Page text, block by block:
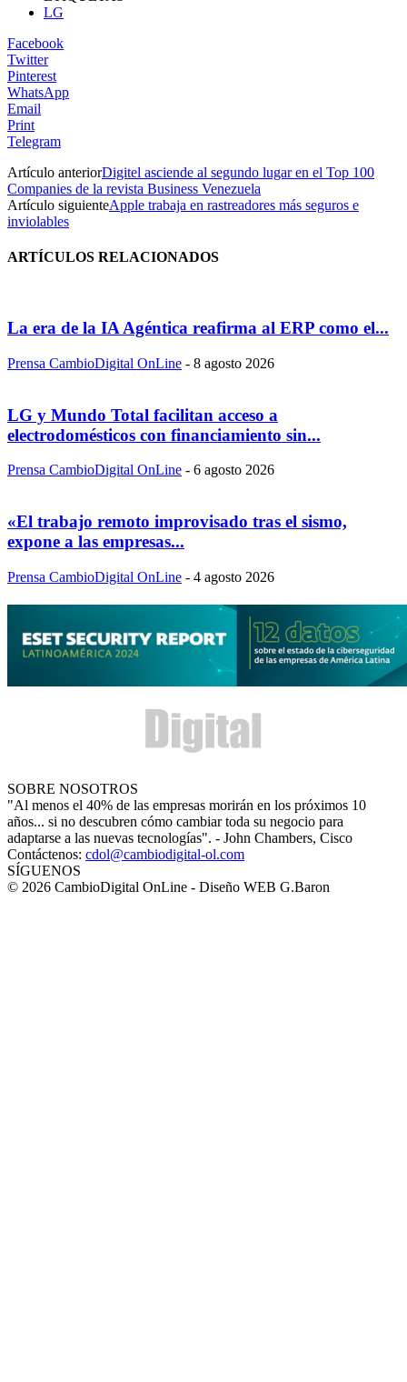
LG
Facebook
Twitter
Pinterest
WhatsApp
Email
Print
Telegram
Artículo anteriorDigitel asciende al segundo lugar en el Top 100
Companies de la revista Business Venezuela
Artículo siguienteApple trabaja en rastreadores más seguros e
inviolables
ARTÍCULOS RELACIONADOS
La era de la IA Agéntica reafirma al ERP como el...
Prensa CambioDigital OnLine - 8 agosto 2026
LG y Mundo Total facilitan acceso a
electrodomésticos con financiamiento sin...
Prensa CambioDigital OnLine - 6 agosto 2026
«El trabajo remoto improvisado tras el sismo,
expone a las empresas...
Prensa CambioDigital OnLine - 4 agosto 2026
SOBRE NOSOTROS
"Al menos el 40% de las empresas morirán en los próximos 10
años... si no descubren cómo cambiar toda su negocio para
adaptarse a las nuevas tecnologías". - John Chambers, Cisco
Contáctenos: cdol@cambiodigital-ol.com
SÍGUENOS
© 2026 CambioDigital OnLine - Diseño WEB G.Baron